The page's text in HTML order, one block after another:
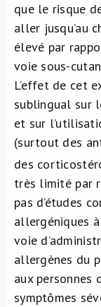
que le risque
aller jusqu’au
élevé par
voie sous-
L’effet de cet
sublingual sur
et sur
(surtout des
des
très limité par
pas d’études
allergéniques
voie
allergènes du
aux personnes
symptômes